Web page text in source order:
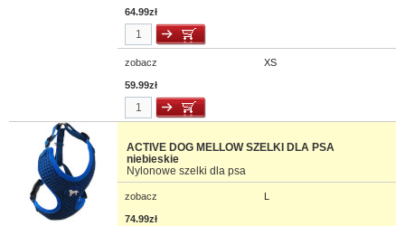
delikatnie pastelowych. Trixie Modern Art występują z kolei w soczystych
odcieniach wiosennej trawy. Warto również pomyśleć o szelkach -
bezpieczeństwa dla psaniezbędnych w trakcie podróży samochodem
64.99zł
zobacz XS
59.99zł
ACTIVE DOG MELLOW SZELKI DLA PSA
niebieskie
Nylonowe szelki dla psa
zobacz L
74.99zł